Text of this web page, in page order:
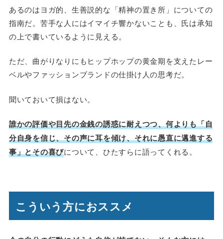
あるのはヨガ的、生善説的な「精神の置き所」についての
指南だ。苦手な人にはイマイチ響かないことも、氏は承知
の上で書いているように見える。
ただ、曲がりなりにもヒップホップの黄金期を支えたレー
ベルやファッションブランドの仕掛け人の思考だ。
聞いておいて損はない。
誰かの評価や目先の金銭の誘惑に耐えつつ、何よりも「自
分自身を信じ、その声に耳を傾け、それに愚直に邁進する
事」とその喜びについて、ひたすらに語ってくれる。
こういう方におススメ